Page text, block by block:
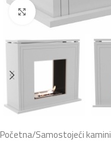
Klikni za povećanje
Početna/Samostojeći kamini